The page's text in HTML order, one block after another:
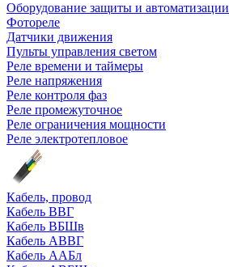
Оборудование защиты и автоматизации
Фотореле
Датчики движения
Пульты управления светом
Реле времени и таймеры
Реле напряжения
Реле контроля фаз
Реле промежуточное
Реле ограничения мощности
Реле электротепловое
Кабель, провод
Кабель ВВГ
Кабель ВБШв
Кабель АВВГ
Кабель ААБл